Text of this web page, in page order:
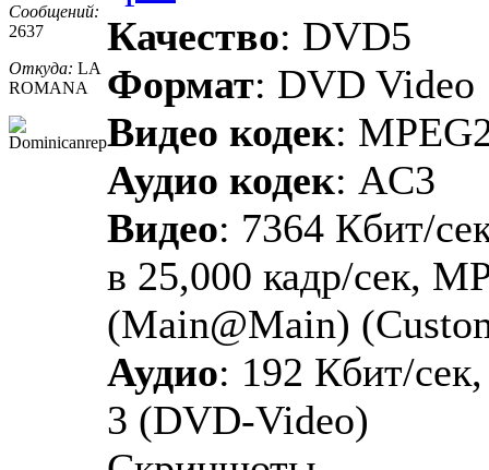
Сообщений:
2637
Откуда: LA
ROMANA
Качество: DVD5
Формат: DVD Video
Видео кодек:
Аудио кодек: AC3
Видео: 7364 Кбит/
в 25,000 кадр/сек,
(Main@Main)
Аудио: 192 Кбит/
3 (DVD-Video)